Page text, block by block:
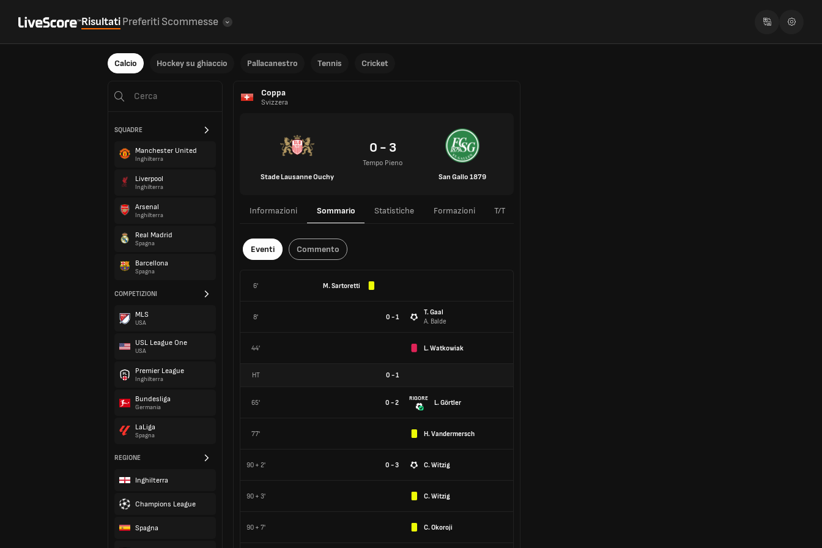
RisultatiPreferiti Scommesse
Calcio Hockey su ghiaccio Pallacanestro Tennis Cricket
SQUADRE
Manchester United
Inghilterra
Liverpool
Inghilterra
Arsenal
Inghilterra
Real Madrid
Spagna
Barcellona
Spagna
COMPETIZIONI
MLS
USA
USL League One
USA
Premier League
Inghilterra
Bundesliga
Germania
LaLiga
Spagna
REGIONE
Inghilterra
Champions League
Spagna
Coppa
Svizzera
Stade Lausanne Ouchy
0 - 3
Tempo Pieno
San Gallo 1879
Informazioni Sommario Statistiche Formazioni T/T
Eventi Commento
6' M. Sartoretti
8' 0 - 1
T. Gaal
A. Balde
44' L. Watkowiak
HT 0 -1
65' 0 - 2
RIGORE
L. Görtler
77' H. Vandermersch
90 + 2' 0 - 3 C. Witzig
90 + 3' C. Witzig
90 + 7' C. Okoroji